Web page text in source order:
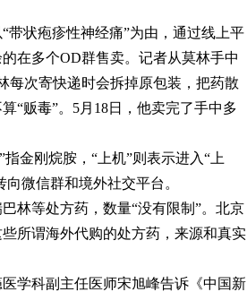
带状疱疹性神经痛”为由，通过线上平
在多个OD群售卖。记者从莫林手中
每次寄快递时会拆掉原包装，把药散
“贩毒”。5月18日，他卖完了手中多
金刚烷胺，“上机”则表示进入“上
微信群和境外社交平台。
林等处方药，数量“没有限制”。北京
所谓海外代购的处方药，来源和真实
学科副主任医师宋旭峰告诉《中国新